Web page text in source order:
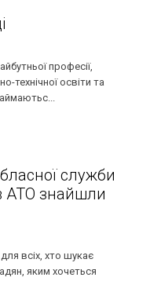
професії,
технічної освіти та
служби
АТО знайшли
всіх, хто шукає
яким хочеться